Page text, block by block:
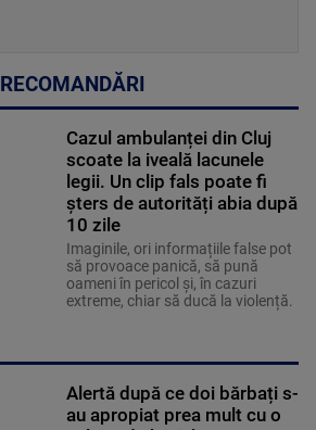
RECOMANDĂRI
Cazul ambulanței din Cluj
scoate la iveală lacunele
legii. Un clip fals poate fi
șters de autorități abia după
10 zile
Imaginile, ori informațiile false pot
să provoace panică, să pună
oameni în pericol și, în cazuri
extreme, chiar să ducă la violență.
Alertă după ce doi bărbați s-
au apropiat prea mult cu o